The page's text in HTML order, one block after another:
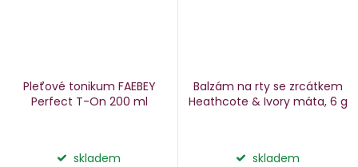
Pleťové tonikum FAEBEY
Perfect T-On 200 ml
skladem
Balzám na rty se zrcátkem
Heathcote & Ivory máta, 6 g
skladem